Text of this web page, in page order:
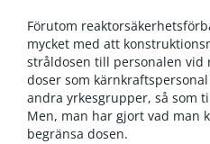
Förutom
mycket med att
stråldosen till personalen vid
doser som
andra yrkesgrupper, så som
Men, man har gjort vad man
begränsa dosen.